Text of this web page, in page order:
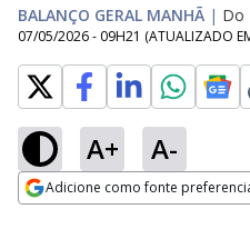
BALANÇO GERAL MANHÃ | Do
07/05/2026 - 09H21 (ATUALIZADO
A+ A-
Adicione como fonte
Ativar
Loaded:
51.01%